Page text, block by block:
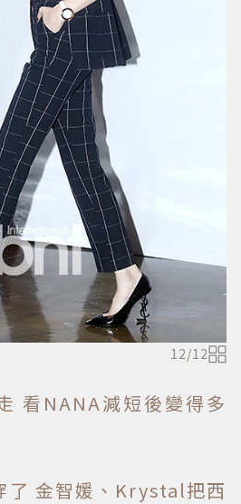
12/12
看NANA減短後變得多
了 金智媛、Krystal把西